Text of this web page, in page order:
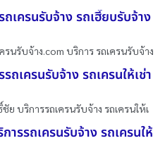
เครนรับจ้าง รถเฮี๊ยบรับจ้าง
รนรับจ้าง.com บริการ รถเครนรับจ้าง
ถเครนรับจ้าง รถเครนให้เช่า
ย บริการรถเครนรับจ้าง รถเครนให้เ
รรถเครนรับจ้าง รถเครนให้